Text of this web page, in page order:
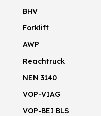
BHV
Forklift
AWP
Reachtruck
NEN 3140
VOP-VIAG
VOP-BEI BLS